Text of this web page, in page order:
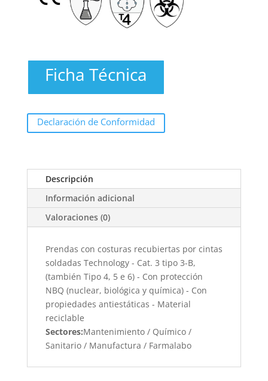
Ficha Técnica
Declaración de Conformidad
Descripción
Información adicional
Valoraciones (0)
Prendas con costuras recubiertas por cintas
soldadas Technology - Cat. 3 tipo 3-B,
(también Tipo 4, 5 e 6) - Con protección
NBQ (nuclear, biológica y química) - Con
propiedades antiestáticas - Material
reciclable
Sectores:Mantenimiento / Químico /
Sanitario / Manufactura / Farmalabo